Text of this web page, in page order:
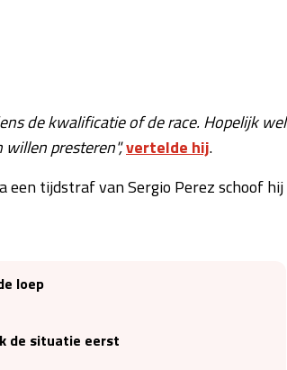
de kwalificatie of de race. Hopelijk wel
presteren",vertelde hij.
een tijdstraf van Sergio Perez schoof hij
loep
de situatie eerst